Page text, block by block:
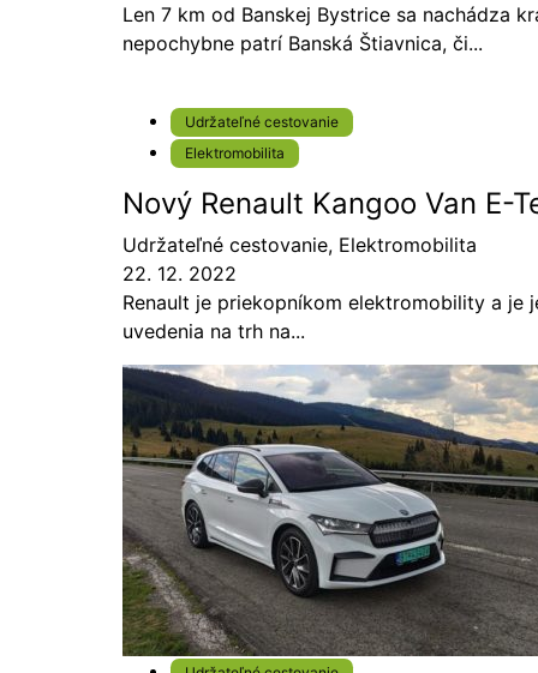
Len 7 km od Banskej Bystrice sa nachádza
nepochybne patrí Banská Štiavnica, či...
Udržateľné cestovanie
Elektromobilita
Nový Renault Kangoo Van E-
Udržateľné cestovanie, Elektromobilita
22. 12. 2022
Renault je priekopníkom elektromobility a je
uvedenia na trh na...